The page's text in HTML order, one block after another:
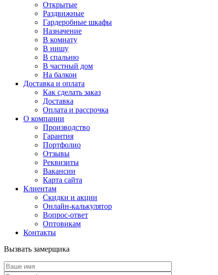
Открытые
Раздвижные
Гардеробные шкафы
Назначение
В комнату
В нишу
В спальню
В частный дом
На балкон
Доставка и оплата
Как сделать заказ
Доставка
Оплата и рассрочка
О компании
Производство
Гарантия
Портфолио
Отзывы
Реквизиты
Вакансии
Карта сайта
Клиентам
Скидки и акции
Онлайн-калькулятор
Вопрос-ответ
Оптовикам
Контакты
Вызвать замерщика